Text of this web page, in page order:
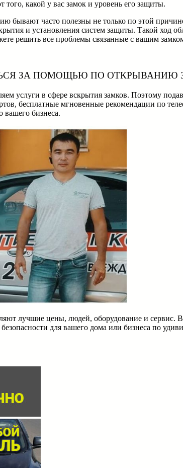
того, какой у вас замок и уровень его защиты.
бывают часто полезны не только по этой
и установления систем защиты. Такой ход
решить все проблемы связанные с вашим
ЗА ПОМОЩЬЮ ПО ОТКРЫВАНИЮ
услуги в сфере вскрытия замков. Поэтому
бесплатные мгновенные рекомендации по
вашего бизнеса.
лучшие цены, людей, оборудование и сервис.
для вашего дома или бизнеса по